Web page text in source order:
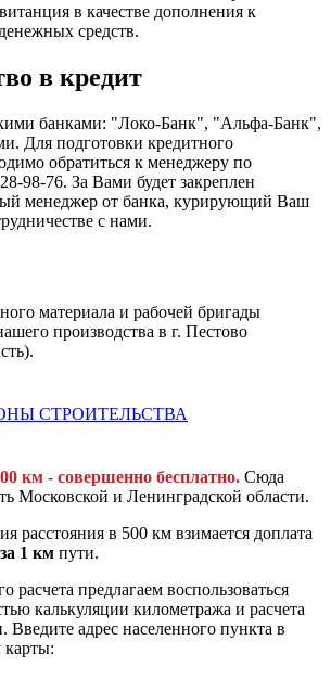
в качестве дополнения к
средств.
в кредит
банками: "Локо-Банк", "Альфа-Банк",
Для подготовки кредитного
обратиться к менеджеру по
98-76. За Вами будет закреплен
менеджер от банка, курирующий Ваш
с нами.
материала и рабочей бригады
производства в г. Пестово
СТРОИТЕЛЬСТВА
км - совершенно бесплатно. Сюда
Московской и Ленинградской области.
расстояния в 500 км взимается доплата
1 км пути.
расчета предлагаем воспользоваться
калькуляции километража и расчета
Введите адрес населенного пункта в
карты: